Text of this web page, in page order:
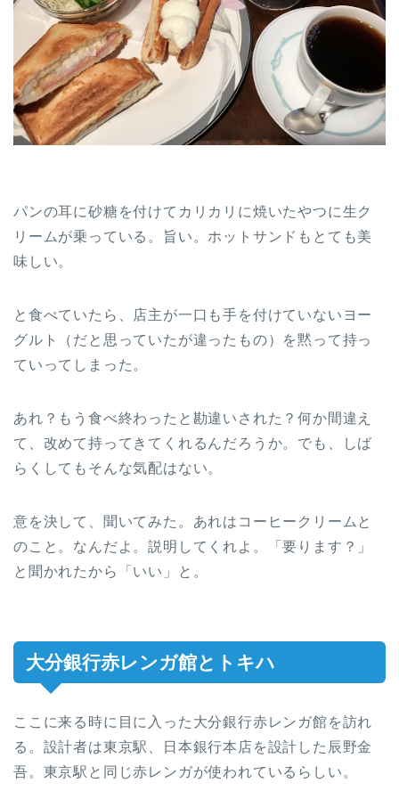
パンの耳に砂糖を付けてカリカリに焼いたやつに生ク
リームが乗っている。旨い。ホットサンドもとても美
味しい。
と食べていたら、店主が一口も手を付けていないヨー
グルト（だと思っていたが違ったもの）を黙って持っ
ていってしまった。
あれ？もう食べ終わったと勘違いされた？何か間違え
て、改めて持ってきてくれるんだろうか。でも、しば
らくしてもそんな気配はない。
意を決して、聞いてみた。あれはコーヒークリームと
のこと。なんだよ。説明してくれよ。「要ります？」
と聞かれたから「いい」と。
大分銀行赤レンガ館とトキハ
ここに来る時に目に入った大分銀行赤レンガ館を訪れ
る。設計者は東京駅、日本銀行本店を設計した辰野金
吾。東京駅と同じ赤レンガが使われているらしい。